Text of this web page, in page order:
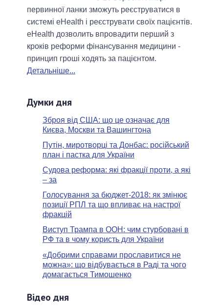
первинної ланки зможуть реєструватися в
системі eHealth і реєструвати своїх пацієнтів.
eHealth дозволить впровадити перший з
кроків реформи фінансування медицини -
принцип гроші ходять за пацієнтом.
Детальніше...
Думки дня
Зброя від США: що це означає для
Києва, Москви та Вашингтона
Путін, миротворці та Донбас: російський
план і пастка для України
Судова реформа: які фракції проти, а які
– за
Голосування за бюджет-2018: як змінює
позиції РПЛ та що впливає на настрої
фракцій
Виступ Трампа в ООН: чим стурбовані в
РФ та в чому користь для України
«Добрими справами прославитися не
можна»: що відбувається в Раді та чого
домагається Тимошенко
Відео дня